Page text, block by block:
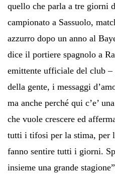
quello che parla a tre giorni
campionato a Sassuolo,
azzurro dopo un anno al
dice il portiere spagnolo a
emittente ufficiale del club –
della gente, i messaggi
ma anche perché qui c’e’
che vuole crescere ed
tutti i tifosi per la stima, per
fanno sentire tutti i giorni.
insieme una grande